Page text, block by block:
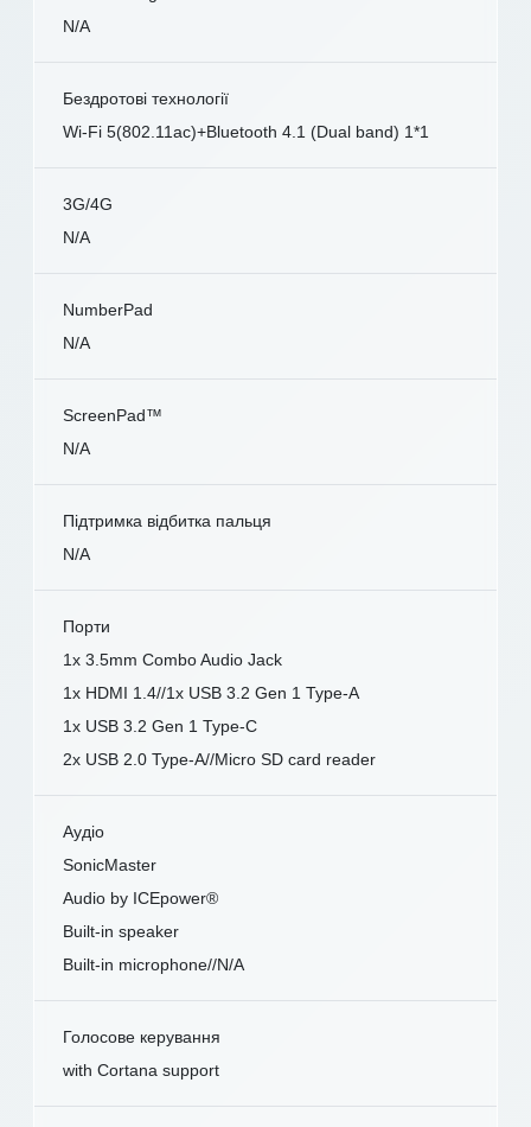
N/A
Бездротові технології
Wi-Fi 5(802.11ac)+Bluetooth 4.1 (Dual band) 1*1
3G/4G
N/A
NumberPad
N/A
ScreenPad™
N/A
Підтримка відбитка пальця
N/A
Порти
1x 3.5mm Combo Audio Jack
1x HDMI 1.4//1x USB 3.2 Gen 1 Type-A
1x USB 3.2 Gen 1 Type-C
2x USB 2.0 Type-A//Micro SD card reader
Аудіо
SonicMaster
Audio by ICEpower®
Built-in speaker
Built-in microphone//N/A
Голосове керування
with Cortana support